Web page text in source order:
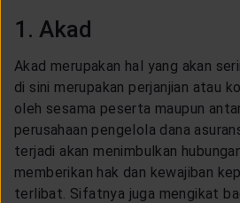
1. Akad
Akad merupakan hal yang akan
di sini merupakan perjanjian atau
oleh sesama peserta maupun
perusahaan pengelola dana
terjadi akan menimbulkan
memberikan hak dan kewajiban
terlibat. Sifatnya juga mengikat